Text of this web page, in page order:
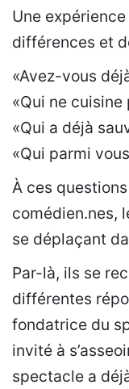
Une
différences et
«Avez-vous
«Qui ne cuisine
«Qui a déjà
«Qui parmi
À ces
comédien.nes,
se déplaçant
Par-là, ils se
différentes
fondatrice du
invité à
spectacle a